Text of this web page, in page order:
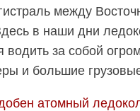
между
в наши дни
водить за собой
и большие
атомный